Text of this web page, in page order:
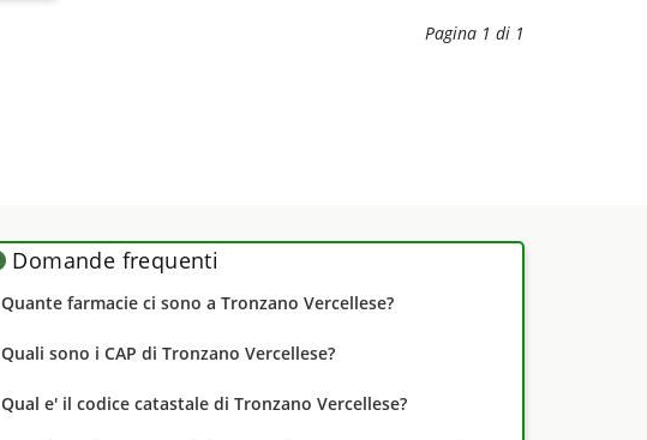
Pagina 1 di 1
Domande frequenti
Quante farmacie ci sono a Tronzano Vercellese?
Quali sono i CAP di Tronzano Vercellese?
Qual e' il codice catastale di Tronzano Vercellese?